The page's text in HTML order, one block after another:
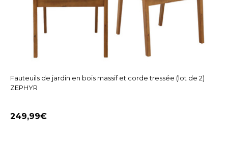
Fauteuils de jardin en bois massif et corde tressée (lot de 2)
ZEPHYR
249,99